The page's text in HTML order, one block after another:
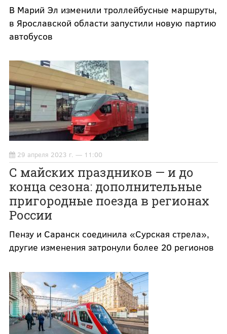
В Марий Эл изменили троллейбусные маршруты,
в Ярославской области запустили новую партию
автобусов
29 апреля 2023 г. — 11:00
С майских праздников — и до
конца сезона: дополнительные
пригородные поезда в регионах
России
Пензу и Саранск соединила «Сурская стрела»,
другие изменения затронули более 20 регионов